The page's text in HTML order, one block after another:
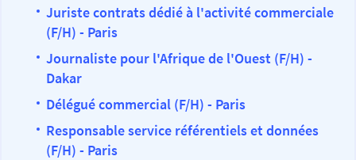
Juriste contrats dédié à l'activité commerciale
(F/H) - Paris
Journaliste pour l'Afrique de l'Ouest (F/H) -
Dakar
Délégué commercial (F/H) - Paris
Responsable service référentiels et données
(F/H) - Paris